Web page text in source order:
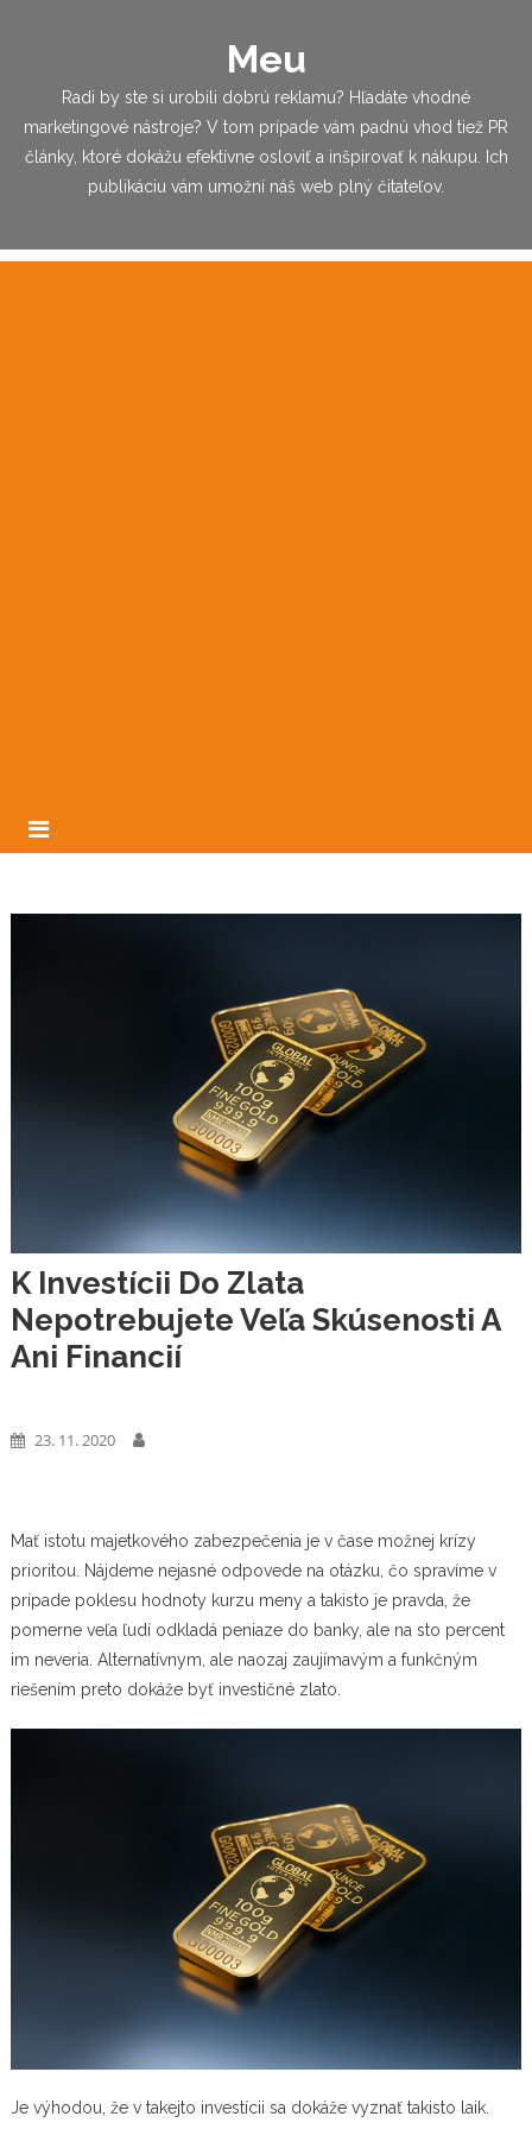
Meu
Radi by ste si urobili dobrú reklamu? Hľadáte vhodné
marketingové nástroje? V tom prípade vám padnú vhod tiež PR
články, ktoré dokážu efektívne osloviť a inšpirovať k nákupu. Ich
publikáciu vám umožní náš web plný čitateľov.
K Investícii Do Zlata
Nepotrebujete Veľa Skúsenosti A
Ani Financií
23. 11. 2020
Mať istotu majetkového zabezpečenia je v čase možnej krízy
prioritou. Nájdeme nejasné odpovede na otázku, čo spravíme v
prípade poklesu hodnoty kurzu meny a takisto je pravda, že
pomerne veľa ľudí odkladá peniaze do banky, ale na sto percent
im neveria. Alternatívnym, ale naozaj zaujímavým a funkčným
riešením preto dokáže byť investičné zlato.
Je výhodou, že v takejto investícii sa dokáže vyznať takisto laik.